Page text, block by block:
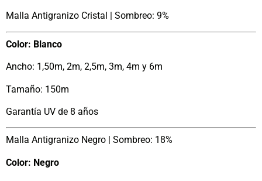
Malla Antigranizo Cristal | Sombreo: 9%
Color: Blanco
Ancho: 1,50m, 2m, 2,5m, 3m, 4m y 6m
Tamaño: 150m
Garantía UV de 8 años
Malla Antigranizo Negro | Sombreo: 18%
Color: Negro